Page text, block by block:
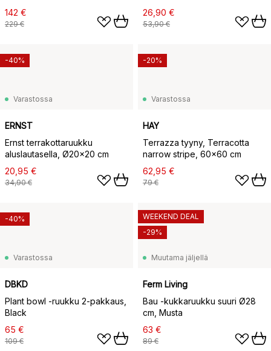
142 €
229 €
26,90 €
53,90 €
Varastossa
ERNST
Ernst terrakottaruukku
aluslautasella, Ø20×20 cm
20,95 €
34,90 €
-40%
Varastossa
HAY
Terrazza tyyny, Terracotta
narrow stripe, 60x60 cm
62,95 €
79 €
-20%
Varastossa
DBKD
Plant bowl -ruukku 2-pakkaus,
Black
65 €
109 €
-40%
Muutama jäljellä
Ferm Living
Bau -kukkaruukku suuri Ø28
cm, Musta
63 €
89 €
WEEKEND DEAL
-29%